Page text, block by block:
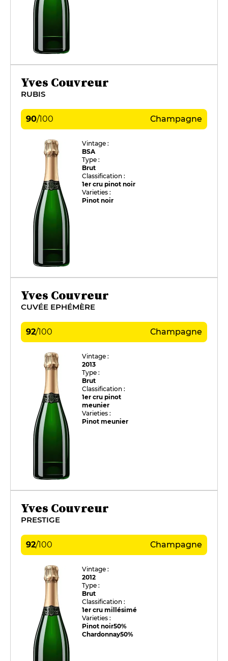
Yves Couvreur
RUBIS
90/100 Champagne
Vintage :
BSA
Type :
Brut
Classification :
1er cru pinot noir
Varieties :
Pinot noir
Yves Couvreur
CUVÉE EPHÉMÈRE
92/100 Champagne
Vintage :
2013
Type :
Brut
Classification :
1er cru pinot
meunier
Varieties :
Pinot meunier
Yves Couvreur
PRESTIGE
92/100 Champagne
Vintage :
2012
Type :
Brut
Classification :
1er cru millésimé
Varieties :
Pinot noir50%
Chardonnay50%